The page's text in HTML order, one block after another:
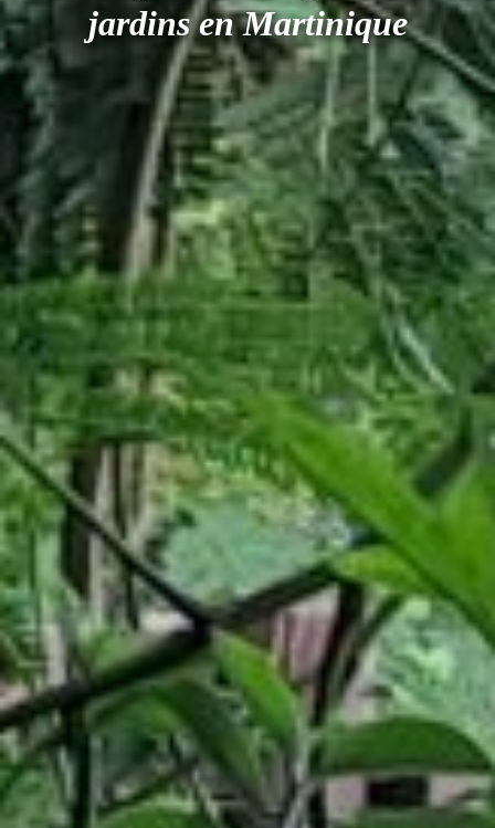
jardins en Martinique